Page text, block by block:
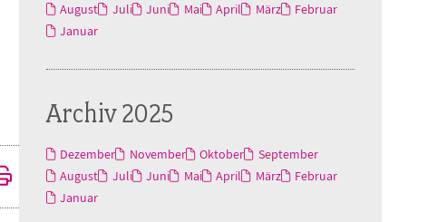
August Juli Juni Mai April März
Februar
Januar
Archiv 2025
Dezember November Oktober
September
August
Juli Juni Mai April März
Februar
Januar